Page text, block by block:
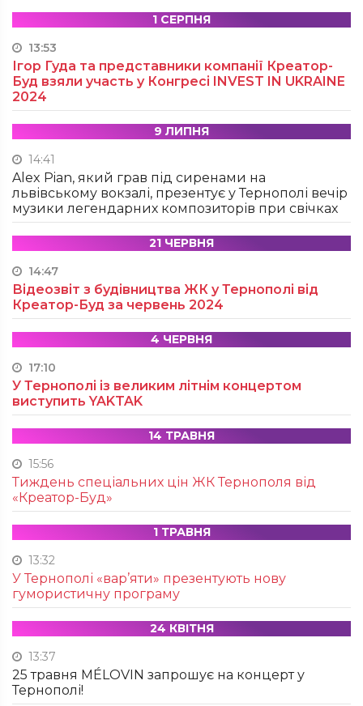
1 СЕРПНЯ
13:53
Ігор Гуда та представники компанії Креатор-
Буд взяли участь у Конгресі INVEST IN UKRAINE
2024
9 ЛИПНЯ
14:41
Alex Pian, який грав під сиренами на
львівському вокзалі, презентує у Тернополі вечір
музики легендарних композиторів при свічках
21 ЧЕРВНЯ
14:47
Відеозвіт з будівництва ЖК у Тернополі від
Креатор-Буд за червень 2024
4 ЧЕРВНЯ
17:10
У Тернополі із великим літнім концертом
виступить YAKTAK
14 ТРАВНЯ
15:56
Тиждень спеціальних цін ЖК Тернополя від
«Креатор-Буд»
1 ТРАВНЯ
13:32
У Тернополі «вар’яти» презентують нову
гумористичну програму
24 КВІТНЯ
13:37
25 травня MÉLOVIN запрошує на концерт у
Тернополі!